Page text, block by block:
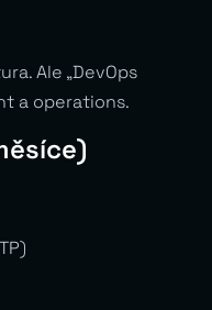
Ale „DevOps
a operations.